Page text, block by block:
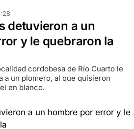
detuvieron a un
y le quebraron la
cordobesa de Río Cuarto le
a un plomero, al que quisieron
en blanco.